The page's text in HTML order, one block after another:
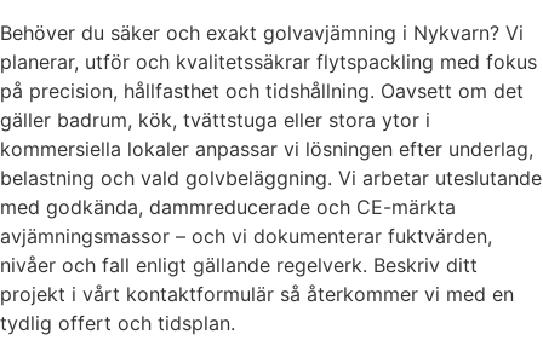
Behöver du säker och exakt golvavjämning i Nykvarn? Vi
planerar, utför och kvalitetssäkrar flytspackling med fokus
på precision, hållfasthet och tidshållning. Oavsett om det
gäller badrum, kök, tvättstuga eller stora ytor i
kommersiella lokaler anpassar vi lösningen efter underlag,
belastning och vald golvbeläggning. Vi arbetar uteslutande
med godkända, dammreducerade och CE-märkta
avjämningsmassor – och vi dokumenterar fuktvärden,
nivåer och fall enligt gällande regelverk. Beskriv ditt
projekt i vårt kontaktformulär så återkommer vi med en
tydlig offert och tidsplan.